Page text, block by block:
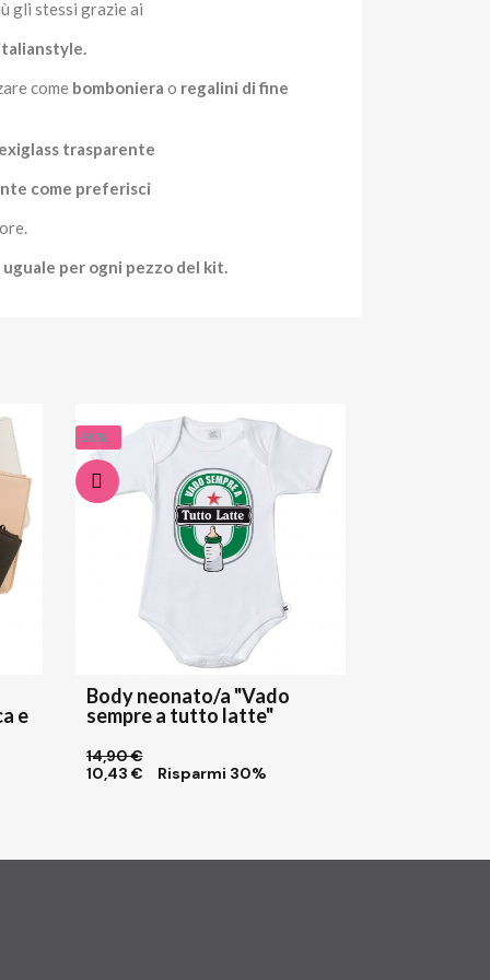
gli stessi grazie ai
come bomboniera o regalini di fine
trasparente
come preferisci
per ogni pezzo del kit.
e
-30%
Body neonato/a "Vado
sempre a tutto latte"
14,90 €
10,43 €
Risparmi 30%